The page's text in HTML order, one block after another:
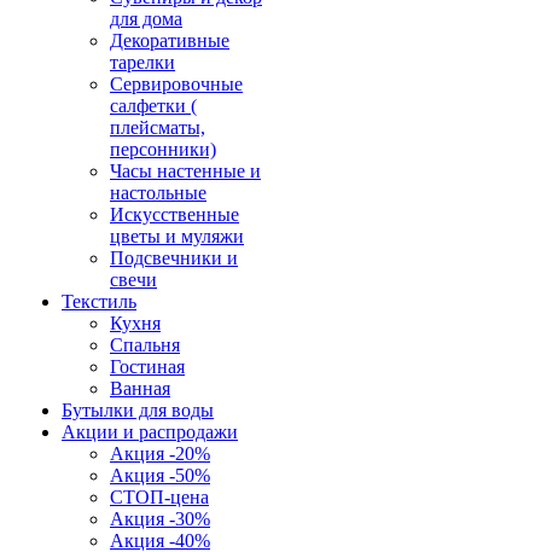
для дома
Декоративные
тарелки
Сервировочные
салфетки (
плейсматы,
персонники)
Часы настенные и
настольные
Искусственные
цветы и муляжи
Подсвечники и
свечи
Текстиль
Кухня
Спальня
Гостиная
Ванная
Бутылки для воды
Акции и распродажи
Акция -20%
Акция -50%
СТОП-цена
Акция -30%
Акция -40%